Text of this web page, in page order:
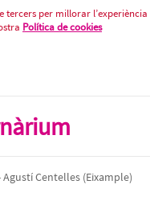
tercers per millorar
Política de cookies
Centelles (Eixample)